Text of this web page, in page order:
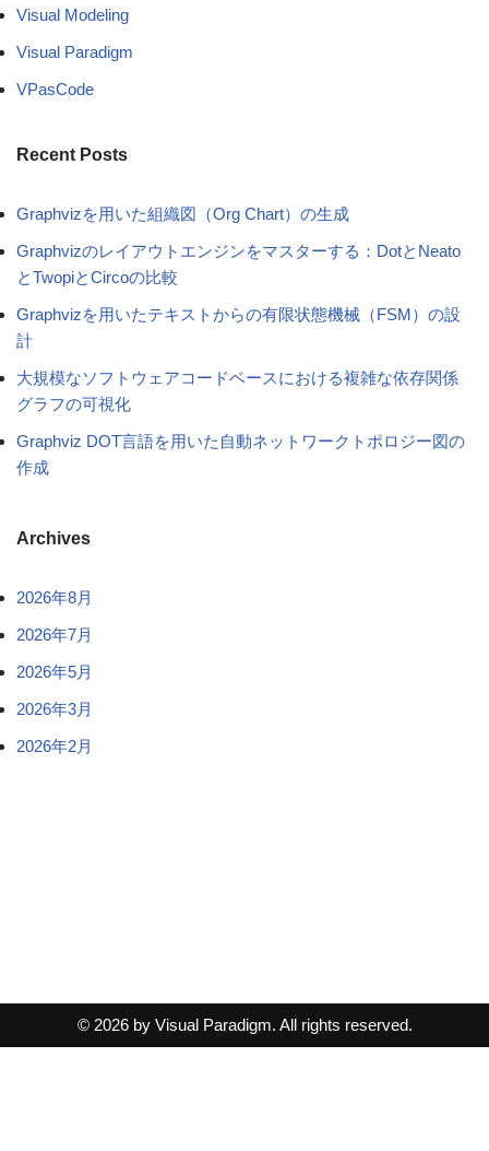
Visual Modeling
Visual Paradigm
VPasCode
Recent Posts
Graphvizを用いた組織図（Org Chart）の生成
Graphvizのレイアウトエンジンをマスターする：DotとNeato
とTwopiとCircoの比較
Graphvizを用いたテキストからの有限状態機械（FSM）の設
計
大規模なソフトウェアコードベースにおける複雑な依存関係
グラフの可視化
Graphviz DOT言語を用いた自動ネットワークトポロジー図の
作成
Archives
2026年8月
2026年7月
2026年5月
2026年3月
2026年2月
© 2026 by Visual Paradigm. All rights reserved.